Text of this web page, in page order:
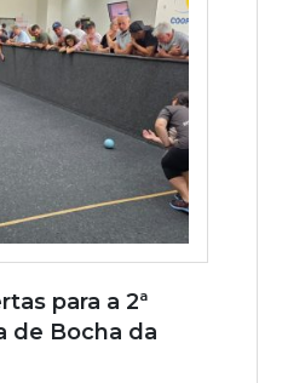
para a 2ª
de Bocha da